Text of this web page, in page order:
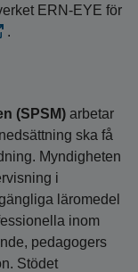
ERN-EYE för
.
(SPSM) arbetar
ska få
Myndigheten
i
läromedel
inom
pedagogers
Stödet